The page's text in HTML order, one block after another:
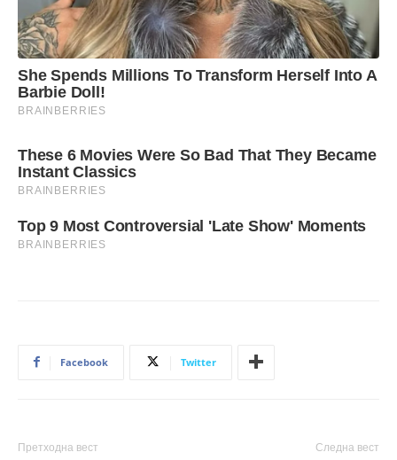
Facebook Twitter
Претходна вест Следна вест